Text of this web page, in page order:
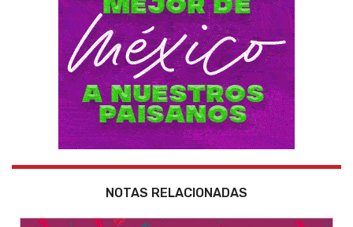
NOTAS RELACIONADAS